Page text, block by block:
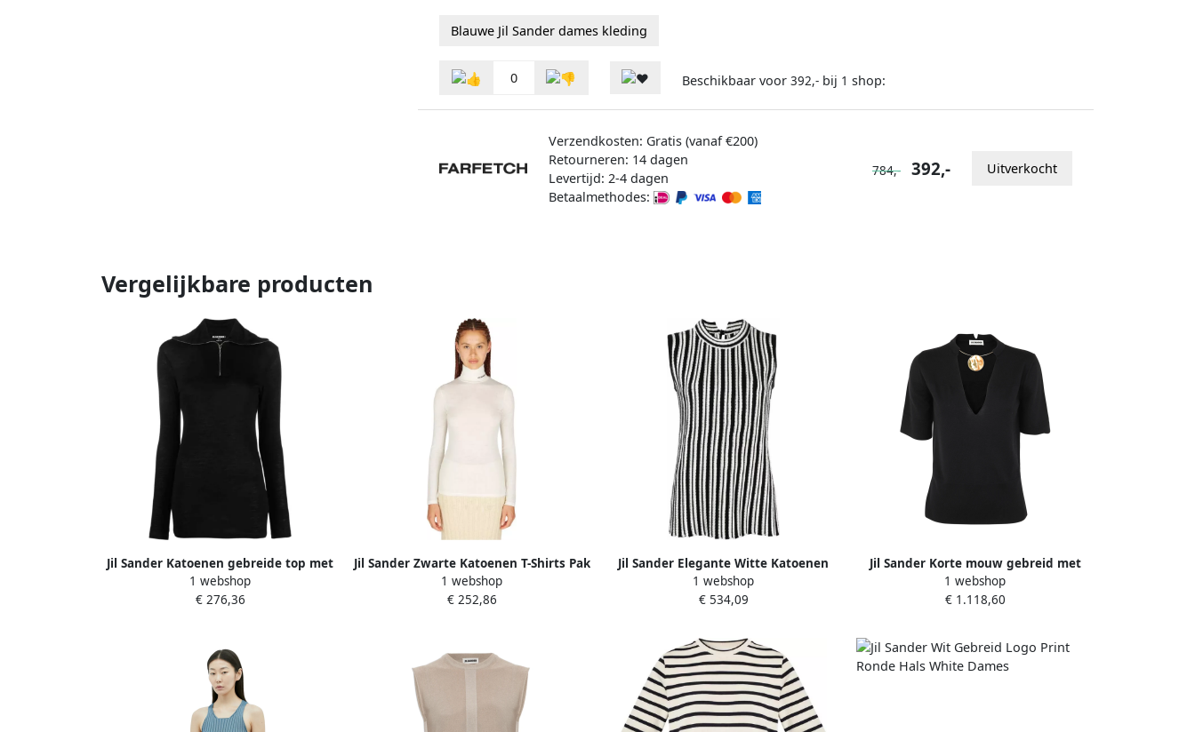
Blauwe Jil Sander dames kleding
0 Beschikbaar voor 392,- bij 1 shop:
Verzendkosten: Gratis (vanaf €200)
Retourneren: 14 dagen
Levertijd: 2-4 dagen
Betaalmethodes:
784,- 392,- Uitverkocht
Vergelijkbare producten
Jil Sander Katoenen gebreide top met
lange mouwen en ritssluiting Black
Dames
1 webshop
€ 276,36
Jil Sander Zwarte Katoenen T-Shirts Pak
voor Vrouwen Black Dames
1 webshop
€ 252,86
Jil Sander Elegante Witte Katoenen
Vest Multicolor Dames
1 webshop
€ 534,09
Jil Sander Korte mouw gebreid met
juweelhalsketting Black Dames
1 webshop
€ 1.118,60